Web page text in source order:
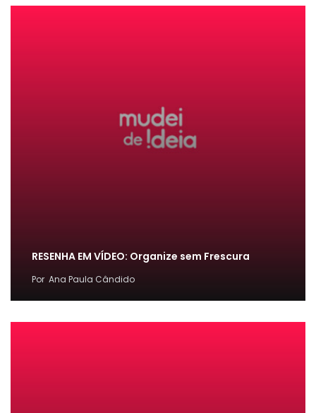
RESENHA EM VÍDEO: Organize sem Frescura
Por Ana Paula Cândido